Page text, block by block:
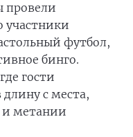
провели
участники
футбол,
бинго.
гости
с места,
метании